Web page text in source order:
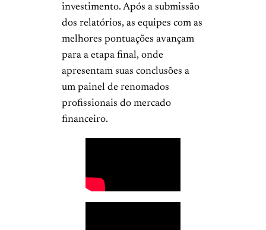
investimento. Após a submissão
dos relatórios, as equipes com as
melhores pontuações avançam
para a etapa final, onde
apresentam suas conclusões a
um painel de renomados
profissionais do mercado
financeiro.